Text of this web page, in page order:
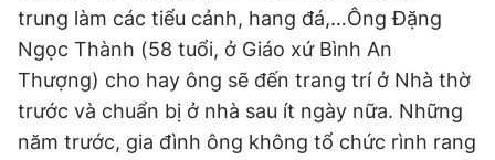
trung làm các tiểu cảnh, hang đá,…Ông Đặng
Ngọc Thành (58 tuổi, ở Giáo xứ Bình An
Thượng) cho hay ông sẽ đến trang trí ở Nhà thờ
trước và chuẩn bị ở nhà sau ít ngày nữa. Những
năm trước, gia đình ông không tổ chức rình rang